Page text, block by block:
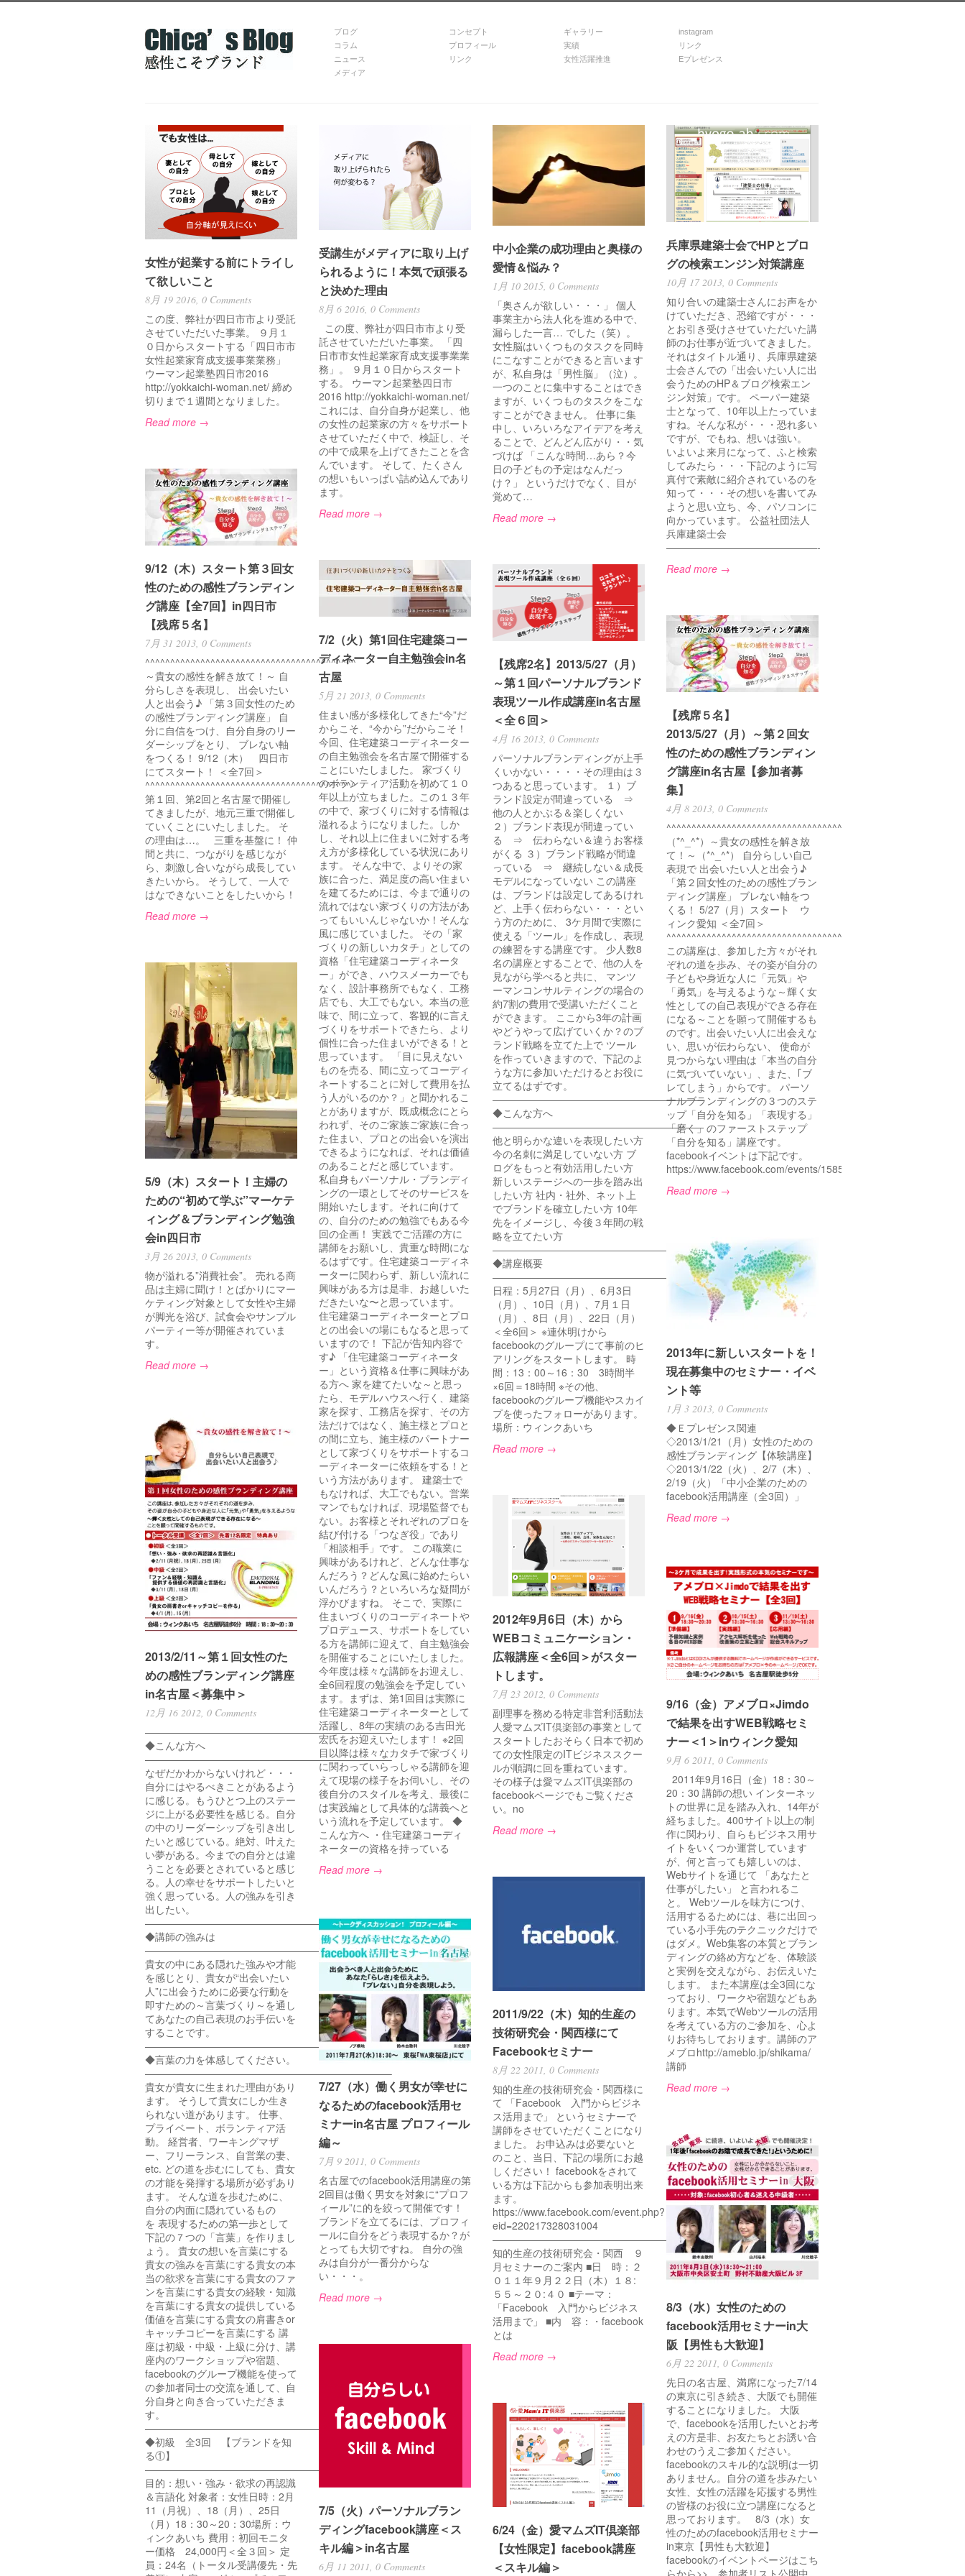
ブログ
コラム
ニュース
メディア
コンセプト
プロフィール
リンク
ギャラリー
実績
女性活躍推進
instagram
リンク
Eプレゼンス
女性が起業する前にトライし
て欲しいこと
8月 19 2016, 0 Comments
この度、弊社が四日市市より受託
させていただいた事業。 ９月１
０日からスタートする「四日市市
女性起業家育成支援事業業務」
ウーマン起業塾四日市2016
http://yokkaichi-woman.net/ 締め
切りまで１週間となりました。
Read more →
受講生がメディアに取り上げ
られるように！本気で頑張る
と決めた理由
8月 6 2016, 0 Comments
この度、弊社が四日市市より受
託させていただいた事業。 「四
日市市女性起業家育成支援事業業
務」。 ９月１０日からスタート
する。 ウーマン起業塾四日市
2016 http://yokkaichi-woman.net/
これには、自分自身が起業し、他
の女性の起業家の方々をサポート
させていただく中で、検証し、そ
の中で成果を上げてきたことを含
んでいます。 そして、たくさん
の想いもいっぱい詰め込んであり
ます。
Read more →
中小企業の成功理由と奥様の
愛情＆悩み？
1月 10 2015, 0 Comments
「奥さんが欲しい・・・」 個人
事業主から法人化を進める中で、
漏らした一言… でした（笑）。
女性脳はいくつものタスクを同時
にこなすことができると言います
が、私自身は「男性脳」（泣）。
一つのことに集中することはでき
ますが、いくつものタスクをこな
すことができません。 仕事に集
中し、いろいろなアイデアを考え
ることで、どんどん広がり・・気
づけば 「こんな時間…あら？今
日の子どもの予定はなんだっ
け？」 というだけでなく、目が
覚めて…
Read more →
兵庫県建築士会でHPとブロ
グの検索エンジン対策講座
10月 17 2013, 0 Comments
知り合いの建築士さんにお声をか
けていただき、恐縮ですが・・・
とお引き受けさせていただいた講
師のお仕事が近づいてきました。
それはタイトル通り、兵庫県建築
士会さんでの「出会いたい人に出
会うためのHP＆ブログ検索エン
ジン対策」です。 ペーパー建築
士となって、10年以上たっていま
すね。そんな私が・・・恐れ多い
ですが、でもね、想いは強い。
いよいよ来月になって、ふと検索
してみたら・・・下記のように写
真付で素敵に紹介されているのを
知って・・・その想いを書いてみ
ようと思い立ち、今、パソコンに
向かっています。 公益社団法人
兵庫建築士会
———————————————-
Read more →
9/12（木）スタート第３回女
性のための感性ブランディン
グ講座【全7回】in四日市
【残席５名】
7月 31 2013, 0 Comments
^^^^^^^^^^^^^^^^^^^^^^^^^^^^^^^^^^^^^^^^^^
～貴女の感性を解き放て！～ 自
分らしさを表現し、 出会いたい
人と出会う♪ 「第３回女性のため
の感性ブランディング講座」 自
分に自信をつけ、自分自身のリー
ダーシップをとり、 ブレない軸
をつくる！ 9/12（木） 四日市
にてスタート！ ＜全7回＞
^^^^^^^^^^^^^^^^^^^^^^^^^^^^^^^^^^^^^^^^^^
第１回、第2回と名古屋で開催し
てきましたが、地元三重で開催し
ていくことにいたしました。 そ
の理由は…。 三重を基盤に！ 仲
間と共に、つながりを感じなが
ら、刺激し合いながら成長してい
きたいから。 そうして、一人で
はなできないことをしたいから！
Read more →
7/2（火）第1回住宅建築コー
ディネーター自主勉強会in名
古屋
5月 21 2013, 0 Comments
住まい感が多様化してきた“今”だ
からこそ、“今から”だからこそ！
今回、住宅建築コーディネーター
の自主勉強会を名古屋で開催する
ことにいたしました。 家づくり
のボランティア活動を初めて１０
年以上が立ちました。この１３年
の中で、家づくりに対する情報は
溢れるようになりました。しか
し、それ以上に住まいに対する考
え方が多様化している状況にあり
ます。 そんな中で、よりその家
族に合った、満足度の高い住まい
を建てるためには、今まで通りの
流れではない家づくりの方法があ
ってもいいんじゃないか！そんな
風に感じていました。 その「家
づくりの新しいカタチ」としての
資格「住宅建築コーディネータ
ー」ができ、ハウスメーカーでも
なく、設計事務所でもなく、工務
店でも、大工でもない。本当の意
味で、間に立って、客観的に言え
づくりをサポートできたら、より
個性に合った住まいができる！と
思っています。 「目に見えない
ものを売る、間に立ってコーディ
ネートすることに対して費用を払
う人がいるのか？」と聞かれるこ
とがありますが、既成概念にとら
われず、そのご家族ご家族に合っ
た住まい、プロとの出会いを演出
できるようになれば、それは価値
のあることだと感じています。
私自身もパーソナル・ブランディ
ングの一環としてそのサービスを
開始いたします。それに向けて
の、自分のための勉強でもある今
回の企画！ 実践でご活躍の方に
講師をお願いし、貴重な時間にな
るはずです。住宅建築コーディネ
ーターに関わらず、新しい流れに
興味がある方は是非、お越しいた
だきたいな〜と思っています。
住宅建築コーディネーターとプロ
との出会いの場にもなると思って
いますので！ 下記が告知内容で
す♪ 「住宅建築コーディネータ
ー」という資格＆仕事に興味があ
る方へ 家を建てたいな～と思っ
たら、モデルハウスへ行く、建築
家を探す、工務店を探す、その方
法だけではなく、施主様とプロと
の間に立ち、施主様のパートナー
として家づくりをサポートするコ
ーディネーターに依頼をする！と
いう方法があります。 建築士で
もなければ、大工でもない。営業
マンでもなければ、現場監督でも
ない。お客様とそれぞれのプロを
結び付ける「つなぎ役」であり
「相談相手」です。 この職業に
興味があるけれど、どんな仕事な
んだろう？どんな風に始めたらい
いんだろう？といろいろな疑問が
浮かびますね。 そこで、実際に
住まいづくりのコーディネートや
プロデュース、サポートをしてい
る方を講師に迎えて、自主勉強会
を開催することにいたしました。
今年度は様々な講師をお迎えし、
全6回程度の勉強会を予定してい
ます。まずは、第1回目は実際に
住宅建築コーディネーターとして
活躍し、8年の実績のある吉田光
宏氏をお迎えいたします！ ※2回
目以降は様々なカタチで家づくり
に関わっていらっしゃる講師を迎
えて現場の様子をお伺いし、その
後自分のスタイルを考え、最後に
は実践編として具体的な講義へと
いう流れを予定しています。 ◆
こんな方へ ・住宅建築コーディ
ネーターの資格を持っている
Read more →
【残席2名】2013/5/27（月）
～第１回パーソナルブランド
表現ツール作成講座in名古屋
＜全６回＞
4月 16 2013, 0 Comments
パーソナルブランディングが上手
くいかない・・・・その理由は３
つあると思っています。 １）ブ
ランド設定が間違っている ⇒
他の人とかぶる＆楽しくない
２）ブランド表現が間違ってい
る ⇒ 伝わらない＆違うお客様
がくる ３）ブランド戦略が間違
っている ⇒ 継続しない＆成長
モデルになっていない この講座
は、ブランドは設定してあるけれ
ど、上手く伝わらない・・・とい
う方のために、 3ケ月間で実際に
使える「ツール」を作成し、表現
の練習をする講座です。 少人数8
名の講座とすることで、他の人を
見ながら学べると共に、 マンツ
ーマンコンサルティングの場合の
約7割の費用で受講いただくこと
ができます。 ここから3年の計画
やどうやって広げていくか？のブ
ランド戦略を立てた上で ツール
を作っていきますので、下記のよ
うな方に参加いただけるとお役に
立てるはずです。
—————————————————————
◆こんな方へ
—————————————————————
他と明らかな違いを表現したい方
今の名刺に満足していない方 ブ
ログをもっと有効活用したい方
新しいステージへの一歩を踏み出
したい方 社内・社外、ネット上
でブランドを確立したい方 10年
先をイメージし、今後３年間の戦
略を立てたい方
—————————————————————
◆講座概要
—————————————————————
日程：5月27日（月）、6月3日
（月）、10日（月）、7月１日
（月）、8日（月）、22日（月）
＜全6回＞ ※連休明けから
facebookのグループにて事前のヒ
アリングをスタートします。 時
間：13：00～16：30 3時間半
×6回＝18時間 ※その他、
facebookのグループ機能やスカイ
プを使ったフォローがあります。
場所：ウィンクあいち
Read more →
【残席５名】
2013/5/27（月）～第２回女
性のための感性ブランディン
グ講座in名古屋【参加者募
集】
4月 8 2013, 0 Comments
^^^^^^^^^^^^^^^^^^^^^^^^^^^^^^^^^^^^^^^^^^
（*^_^*）～貴女の感性を解き放
て！～（*^_^*） 自分らしい自己
表現で 出会いたい人と出会う♪
「第２回女性のための感性ブラン
ディング講座」 ブレない軸をつ
くる！ 5/27（月）スタート ウ
ィンク愛知 ＜全7回＞
^^^^^^^^^^^^^^^^^^^^^^^^^^^^^^^^^^^^^^^^^^
この講座は、参加した方々がそれ
ぞれの道を歩み、その姿が自分の
子どもや身近な人に「元気」や
「勇気」を与えるような～輝く女
性としての自己表現ができる存在
になる～ことを願って開催するも
のです。出会いたい人に出会えな
い、思いが伝わらない、 使命が
見つからない理由は「本当の自分
に気づいていない」、また、｢ブ
レてしまう」からです。 パーソ
ナルブランディングの３つのステ
ップ「自分を知る」「表現する」
「磨く」のファーストステップ
「自分を知る」講座です。
facebookイベントは下記です。
https://www.facebook.com/events/158570100973440/
Read more →
5/9（木）スタート！主婦の
ための“初めて学ぶ”マーケテ
ィング＆ブランディング勉強
会in四日市
3月 26 2013, 0 Comments
物が溢れる”消費社会”。 売れる商
品は主婦に聞け！とばかりにマー
ケティング対象として女性や主婦
が脚光を浴び、試食会やサンプル
パーティー等が開催されていま
す。
Read more →
2013年に新しいスタートを！
現在募集中のセミナー・イベ
ント等
1月 3 2013, 0 Comments
◆Ｅプレゼンス関連
◇2013/1/21（月）女性のための
感性ブランディング【体験講座】
◇2013/1/22（火）、2/7（木）、
2/19（火）「中小企業のための
facebook活用講座（全3回）」
Read more →
2013/2/11～第１回女性のた
めの感性ブランディング講座
in名古屋＜募集中＞
12月 16 2012, 0 Comments
————————————————————————–
◆こんな方へ
————————————————————————–
なぜだかわからないけれど・・・
自分にはやるべきことがあるよう
に感じる。もうひとつ上のステー
ジに上がる必要性を感じる。自分
の中のリーダーシップを引き出し
たいと感じている。絶対、叶えた
い夢がある。今までの自分とは違
うことを必要とされていると感じ
る。人の幸せをサポートしたいと
強く思っている。人の強みを引き
出したい。
————————————————————————–
◆講師の強みは
————————————————————————–
貴女の中にある隠れた強みや才能
を感じとり、貴女が“出会いたい
人”に出会うために必要な行動を
即すための～言葉づくり～を通し
てあなたの自己表現のお手伝いを
することです。
————————————————————————–
◆言葉の力を体感してください。
————————————————————————–
貴女が貴女に生まれた理由があり
ます。 そうして貴女にしか生き
られない道があります。 仕事、
プライベート、ボランティア活
動。 経営者、ワーキングマザ
ー、フリーランス、自営業の妻、
etc. どの道を歩むにしても、貴女
の才能を発揮する場所が必ずあり
ます。 そんな道を歩むために、
自分の内面に隠れているもの
を 表現するための第一歩として
下記の７つの「言葉」を作りまし
ょう。 貴女の想いを言葉にする
貴女の強みを言葉にする貴女の本
当の欲求を言葉にする貴女のファ
ンを言葉にする貴女の経験・知識
を言葉にする貴女の提供している
価値を言葉にする貴女の肩書きor
キャッチコピーを言葉にする 講
座は初級・中級・上級に分け、講
座内のワークショップや宿題、
facebookのグループ機能を使って
の参加者同士の交流を通して、自
分自身と向き合っていただきま
す。
————————————————————————–
◆初級 全3回 【ブランドを知
る①】
————————————————————————–
目的：想い・強み・欲求の再認識
＆言語化 対象者：女性日時：2月
11（月祝）、18（月）、25日
（月）18：30～20：30場所：ウ
ィンクあいち 費用：初回モニタ
ー価格 24,000円＜全３回＞ 定
員：24名（トータル受講優先・先
2012年9月6日（木）から
WEBコミュニケーション・
広報講座＜全6回＞がスター
トします。
7月 23 2012, 0 Comments
副理事を務める特定非営利活動法
人愛マムズIT倶楽部の事業として
スタートしたおそらく日本で初め
ての女性限定のITビジネススクー
ルが順調に回を重ねています。
その様子は愛マムズIT倶楽部の
facebookページでもご覧くださ
い。no
Read more →
9/16（金）アメブロ×Jimdo
で結果を出すWEB戦略セミ
ナー＜1＞inウィンク愛知
9月 6 2011, 0 Comments
2011年9月16日（金）18：30～
20：30 講師の想い インターネッ
トの世界に足を踏み入れ、14年が
経ちました。400サイト以上の制
作に関わり、自らもビジネス用サ
イトをいくつか運営しています
が、何と言っても嬉しいのは、
Webサイトを通じて 「あなたと
仕事がしたい」 と言われるこ
と。 Webツールを味方につけ、
活用するるためには、巷に出回っ
ている小手先のテクニックだけで
はダメ。Web集客の本質とブラン
ディングの絡め方などを、体験談
と実例を交えながら、お伝えいた
します。 また本講座は全3回にな
っており、ワークや宿題などもあ
ります。本気でWebツールの活用
を考えている方のご参加を、心よ
りお待ちしております。講師のア
メブロhttp://ameblo.jp/shikama/
講師
Read more →
2011/9/22（木）知的生産の
技術研究会・関西様にて
Facebookセミナー
8月 22 2011, 0 Comments
知的生産の技術研究会・関西様に
て 「Facebook 入門からビジネ
ス活用まで」 というセミナーで
講師をさせていただくことになり
ました。 お申込みは必要ないと
のこと、当日、下記の場所にお越
しください！ facebookをされて
いる方は下記からも参加表明出来
ます。
https://www.facebook.com/event.php?
eid=220217328031004
———————————————————————
知的生産の技術研究会・関西 ９
月セミナーのご案内 ■日 時：２
０１１年９月２２日（木）１８:
５５～２０:４０ ■テーマ：
「Facebook 入門からビジネス
活用まで」 ■内 容：・facebook
とは
Read more →
7/27（水）働く男女が幸せに
なるためのfacebook活用セ
ミナーin名古屋 プロフィール
編～
7月 9 2011, 0 Comments
名古屋でのfacebook活用講座の第
2回目は働く男女を対象に“プロフ
ィール”に的を絞って開催です！
ブランドを立てるには、プロフィ
ールに自分をどう表現するか？が
とっても大切ですね。 自分の強
みは自分が一番分からな
い・・・。
Read more →
8/3（水）女性のための
facebook活用セミナーin大
阪【男性も大歓迎】
6月 22 2011, 0 Comments
先日の名古屋、満席になった7/14
の東京に引き続き、大阪でも開催
することになりました。 大阪
で、facebookを活用したいとお考
えの方是非、お友たちとお誘い合
わせのうえご参加ください。
facebookのスキル的な説明は一切
ありません。自分の道を歩みたい
女性、女性の活躍を応援する男性
の皆様のお役に立つ講座になると
思っております。 8/3（水）女
性のためのfacebook活用セミナー
in東京【男性も大歓迎】
facebookのイベントページはこち
らから>> 参加者リスト公開中
7/5（火）パーソナルブラン
ディングfacebook講座＜ス
キル編＞in名古屋
6月 11 2011, 0 Comments
6/24（金）愛マムズIT倶楽部
【女性限定】facebook講座
＜スキル編＞